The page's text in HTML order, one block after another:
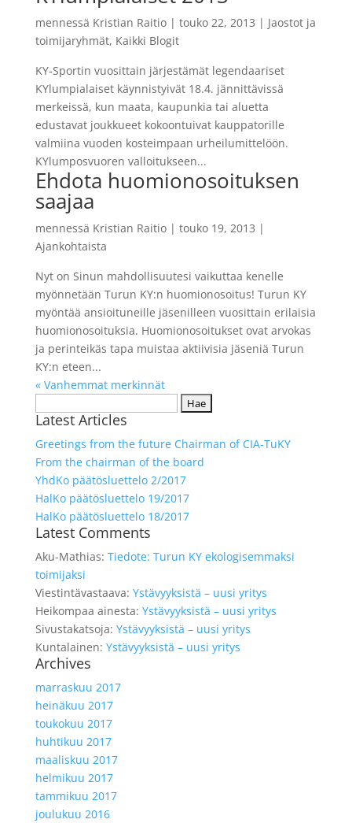
mennessä Kristian Raitio| touko 22, 2013 | Jaostot ja
toimijaryhmät, Kaikki Blogit
KY-Sportin vuosittain järjestämät legendaariset
KYlumpialaiset käynnistyivät 18.4. jännittävissä
merkeissä, kun maata, kaupunkia tai aluetta
edustavat joukkueet kokoontuivat kauppatorille
valmiina vuoden kosteimpaan urheilumittelöön.
KYlumposvuoren valloitukseen...
Ehdota huomionosoituksen
saajaa
mennessä Kristian Raitio| touko 19, 2013 |
Ajankohtaista
Nyt on Sinun mahdollisuutesi vaikuttaa kenelle
myönnetään Turun KY:n huomionosoitus! Turun KY
myöntää ansioituneille jäsenilleen vuosittain erilaisia
huomionosoituksia. Huomionosoitukset ovat arvokas
ja perinteikäs tapa muistaa aktiivisia jäseniä Turun
KY:n eteen...
« Vanhemmat merkinnät
Latest Articles
Greetings from the future Chairman of CIA-TuKY
From the chairman of the board
YhdKo päätösluettelo 2/2017
HalKo päätösluettelo 19/2017
HalKo päätösluettelo 18/2017
Latest Comments
Aku-Mathias: Tiedote: Turun KY ekologisemmaksi
toimijaksi
Viestintävastaava: Ystävyyksistä – uusi yritys
Heikompaa ainesta: Ystävyyksistä – uusi yritys
Sivustakatsoja: Ystävyyksistä – uusi yritys
Kuntalainen: Ystävyyksistä – uusi yritys
Archives
marraskuu 2017
heinäkuu 2017
toukokuu 2017
huhtikuu 2017
maaliskuu 2017
helmikuu 2017
tammikuu 2017
joulukuu 2016